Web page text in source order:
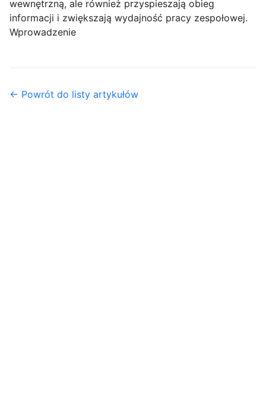
wewnętrzną, ale również przyspieszają obieg
informacji i zwiększają wydajność pracy zespołowej.
Wprowadzenie
← Powrót do listy artykułów